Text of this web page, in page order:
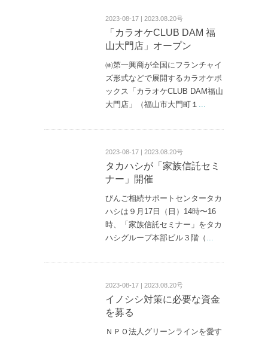
2023-08-17 | 2023.08.20号
「カラオケCLUB DAM 福
山大門店」オープン
㈱第一興商が全国にフランチャイ
ズ形式などで展開するカラオケボ
ックス「カラオケCLUB DAM福山
大門店」（福山市大門町１
2023-08-17 | 2023.08.20号
タカハシが「家族信託セミ
ナー」開催
びんご相続サポートセンタータカ
ハシは９月17日（日）14時〜16
時、「家族信託セミナー」をタカ
ハシグループ本部ビル３階（
2023-08-17 | 2023.08.20号
イノシシ対策に必要な資金
を募る
ＮＰＯ法人グリーンラインを愛す